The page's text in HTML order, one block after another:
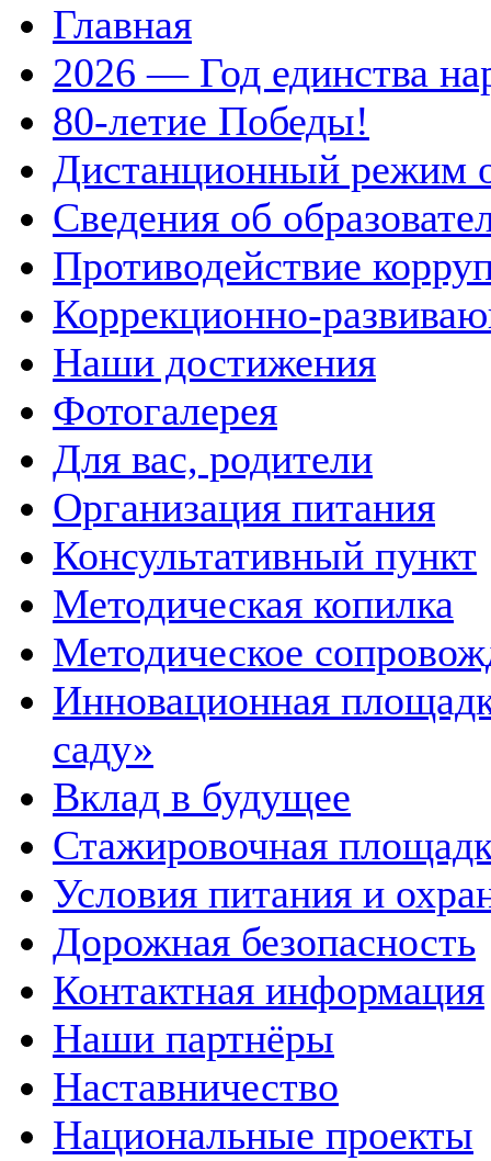
Главная
2026 — Год единства
80-летие Победы!
Дистанционный режим
Сведения об
Противодействие
Коррекционно-
Наши достижения
Фотогалерея
Для вас, родители
Организация питания
Консультативный пункт
Методическая копилка
Методическое
Инновационная
саду»
Вклад в будущее
Стажировочная
Условия питания и
Дорожная безопасность
Контактная информация
Наши партнёры
Наставничество
Национальные проекты